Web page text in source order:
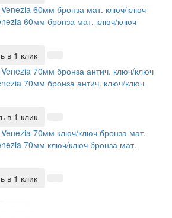
60мм бронза мат. ключ/ключ
в 1 клик
70мм бронза антич. ключ/ключ
в 1 клик
70мм ключ/ключ бронза мат.
в 1 клик